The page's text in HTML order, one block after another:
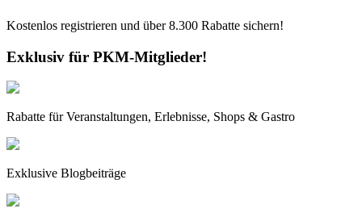
Kostenlos registrieren und über8.300 Rabatte sichern!
Exklusiv für PKM-Mitglieder!
Rabatte für Veranstaltungen, Erlebnisse, Shops & Gastro
Exklusive Blogbeiträge